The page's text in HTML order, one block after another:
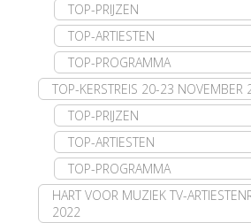
TOP-PRIJZEN
TOP-ARTIESTEN
TOP-PROGRAMMA
TOP-KERSTREIS 20-23 NOVEMBER
TOP-PRIJZEN
TOP-ARTIESTEN
TOP-PROGRAMMA
HART VOOR MUZIEK TV-
2022